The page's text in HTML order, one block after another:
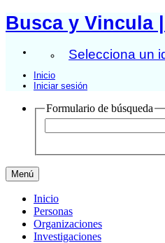
Busca y Vincula
Selecciona un
Inicio
Iniciar sesión
Formulario de búsqueda
Menú
Inicio
Personas
Organizaciones
Investigaciones